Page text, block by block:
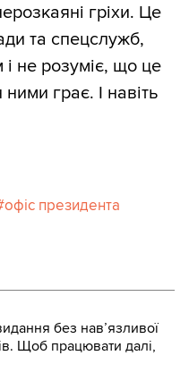
гріхи. Це
та спецслужб,
і не розуміє, що це
грає. І навіть
офіс президента
без навʼязливої
Щоб працювати далі,